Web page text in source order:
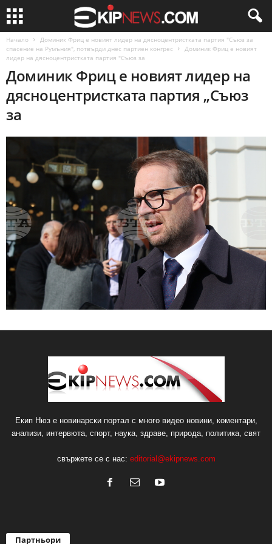
Начало
Доминик Фриц е новият лидер на дясноцентристката партия "Съюз за
спасение на Румъния", потвърди днес партиен конгрес
Доминик Фриц е новият
лидер на дясноцентристката партия "Съюз за
Доминик Фриц е новият лидер на
дясноцентристката партия „Съюз
за
Екип Нюз е новинарски портал с много видео новини, коментари,
анализи, интервюта, спорт, наука, здраве, природа, политика, свят
свържете се с нас: editorial@ekipnews.com
Партньори